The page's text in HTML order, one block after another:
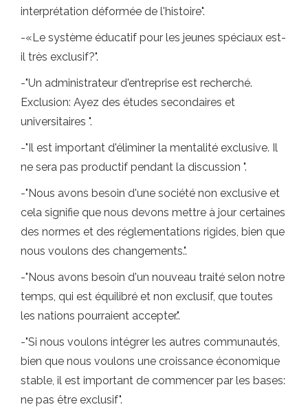
interprétation déformée de l'histoire".
-«Le système éducatif pour les jeunes spéciaux est-
il très exclusif?".
-"Un administrateur d'entreprise est recherché.
Exclusion: Ayez des études secondaires et
universitaires ".
-"Il est important d'éliminer la mentalité exclusive. Il
ne sera pas productif pendant la discussion ".
-"Nous avons besoin d'une société non exclusive et
cela signifie que nous devons mettre à jour certaines
des normes et des réglementations rigides, bien que
nous voulons des changements.".
-"Nous avons besoin d'un nouveau traité selon notre
temps, qui est équilibré et non exclusif, que toutes
les nations pourraient accepter.".
-"Si nous voulons intégrer les autres communautés,
bien que nous voulons une croissance économique
stable, il est important de commencer par les bases:
ne pas être exclusif".